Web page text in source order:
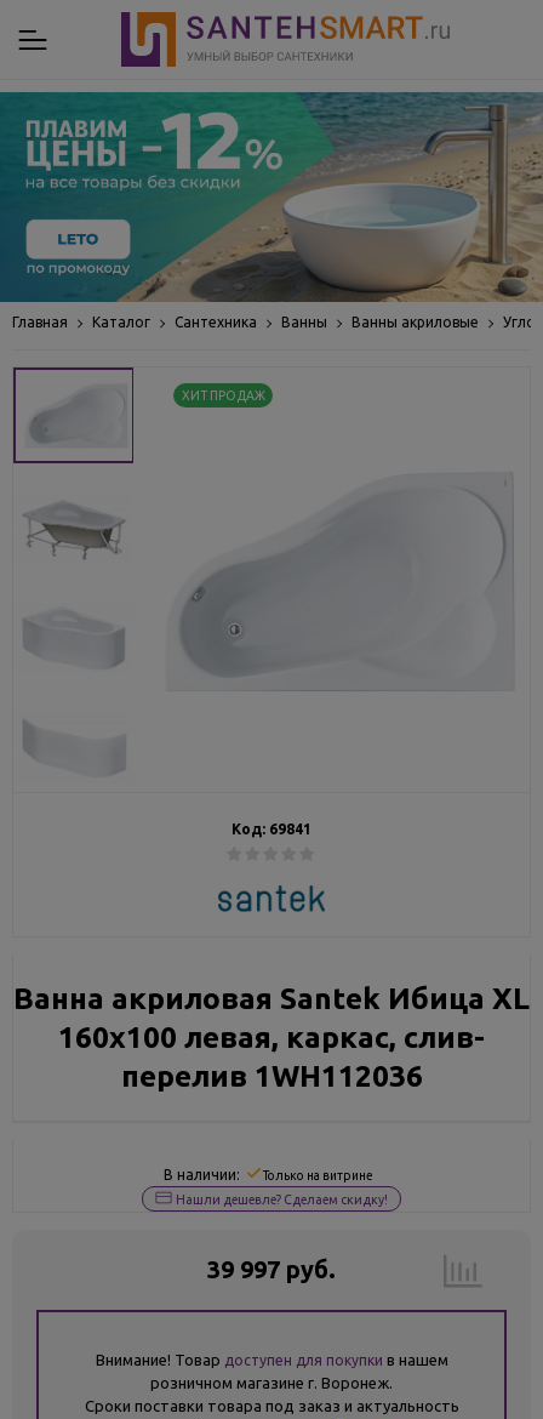
Главная Каталог Сантехника Ванны Ванны акриловые
ХИТ ПРОДАЖ
Код: 69841
Ванна акриловая Santek Ибица XL
160х100 левая, каркас, слив-
перелив 1WH112036
В наличии: Только на витрине
Нашли дешевле? Сделаем скидку!
39 997 руб.
Внимание! Товар доступен для покупки в нашем
розничном магазине г. Воронеж.
Сроки поставки товара под заказ и актуальность